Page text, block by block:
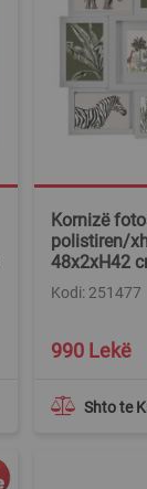
Kornizë
polistiren/
48x2xH42
Kodi: 251477
Shto te
990 Lekë